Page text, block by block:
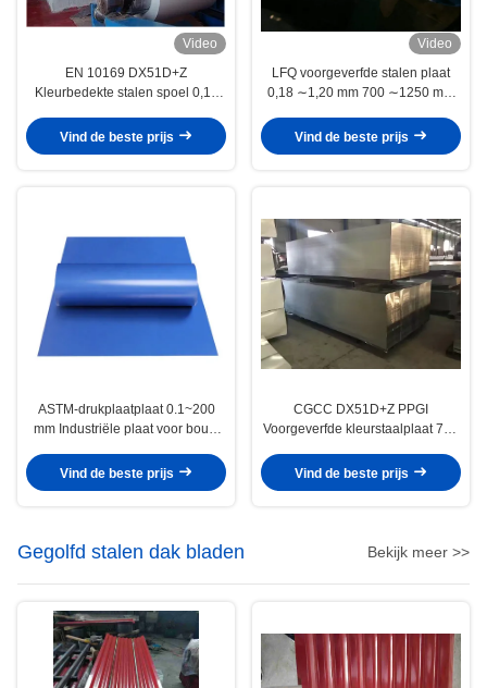
Video
EN 10169 DX51D+Z
Kleurbedekte stalen spoel 0,12
daken en panelen
Vind de beste prijs
Video
LFQ voorgeverfde stalen plaat
0,18 ∼1,20 mm 700 ∼1250 mm
Vind de beste prijs
ASTM-drukplaatplaat 0.1~200
mm Industriële plaat voor bouw
Vind de beste prijs
CGCC DX51D+Z PPGI
Voorgeverfde kleurstaalplaat 700
gebouwpanelen
Vind de beste prijs
Gegolfd stalen dak bladen Bekijk meer >>